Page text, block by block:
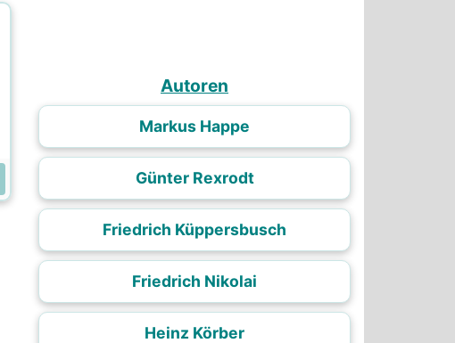
Autoren
Markus Happe
Günter Rexrodt
Friedrich Küppersbusch
Friedrich Nikolai
Heinz Körber